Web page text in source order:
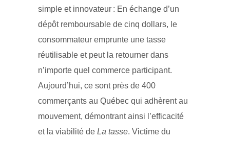
simple et innovateur : En échange d’un
dépôt remboursable de cinq dollars, le
consommateur emprunte une tasse
réutilisable et peut la retourner dans
n’importe quel commerce participant.
Aujourd’hui, ce sont près de 400
commerçants au Québec qui adhèrent au
mouvement, démontrant ainsi l’efficacité
et la viabilité de La tasse. Victime du